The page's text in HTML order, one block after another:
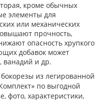
кроме обычных
элементы для
или механических
прочность,
опасность хрупкого
добавок может
ванадий и др.
из легированной
по выгодной
фото, характеристики,